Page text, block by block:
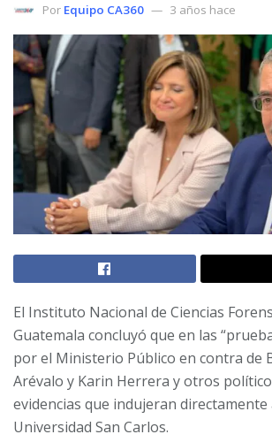
Por Equipo CA360 3 años hace
El Instituto Nacional de Ciencias
Guatemala concluyó que en las
por el Ministerio Público en contra de
Arévalo y Karin Herrera y otros
evidencias que indujeran directamente
Universidad San Carlos.